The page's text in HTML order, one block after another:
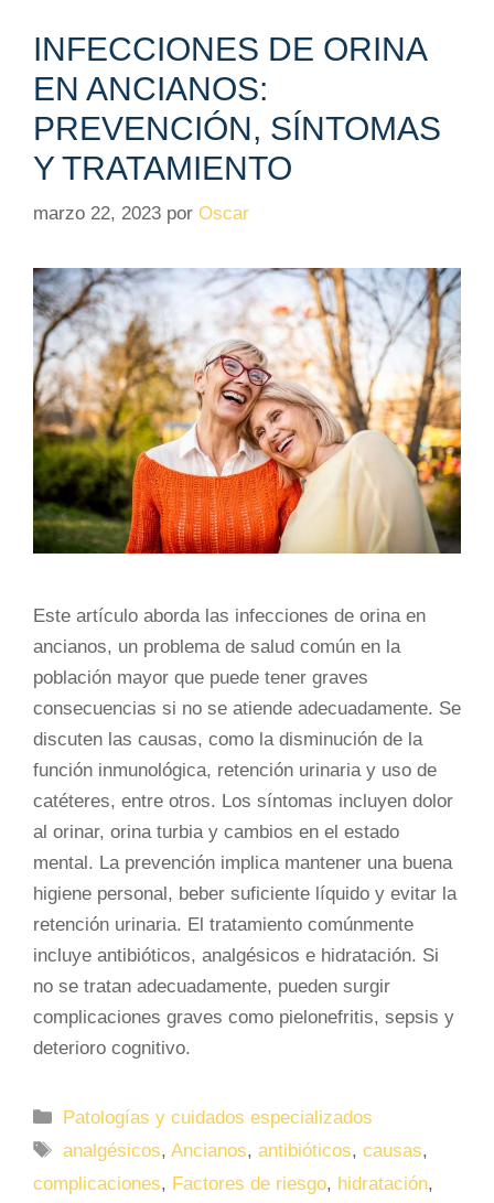
INFECCIONES DE ORINA
EN ANCIANOS:
PREVENCIÓN, SÍNTOMAS
Y TRATAMIENTO
marzo 22, 2023 por Oscar
Este artículo aborda las infecciones de orina en
ancianos, un problema de salud común en la
población mayor que puede tener graves
consecuencias si no se atiende adecuadamente. Se
discuten las causas, como la disminución de la
función inmunológica, retención urinaria y uso de
catéteres, entre otros. Los síntomas incluyen dolor
al orinar, orina turbia y cambios en el estado
mental. La prevención implica mantener una buena
higiene personal, beber suficiente líquido y evitar la
retención urinaria. El tratamiento comúnmente
incluye antibióticos, analgésicos e hidratación. Si
no se tratan adecuadamente, pueden surgir
complicaciones graves como pielonefritis, sepsis y
deterioro cognitivo.
Categorías
Patologías y cuidados especializados
Etiquetas
analgésicos,Ancianos,antibióticos,causas,
complicaciones, Factores de riesgo, hidratación,